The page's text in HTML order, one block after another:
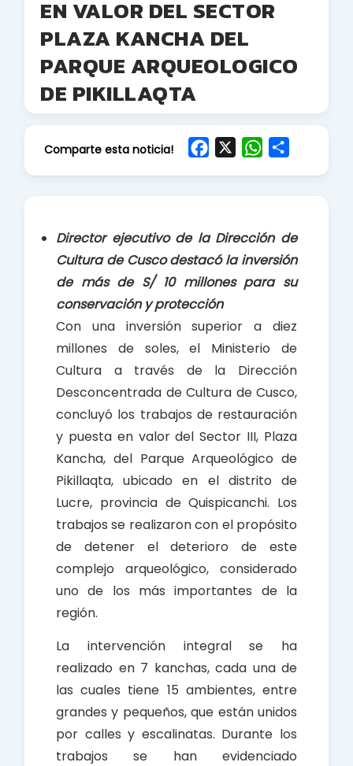
EN VALOR DEL SECTOR
PLAZA KANCHA DEL
PARQUE ARQUEOLOGICO
DE PIKILLAQTA
Comparte esta noticia!
o
k
W
s
p
p
e
Director ejecutivo de la Dirección de
Cultura de Cusco destacó la inversión
de más de S/ 10 millones para su
conservación y protección
Con una inversión superior a diez
millones de soles, el Ministerio de
Cultura a través de la Dirección
Desconcentrada de Cultura de Cusco,
concluyó los trabajos de restauración
y puesta en valor del Sector III, Plaza
Kancha, del Parque Arqueológico de
Pikillaqta, ubicado en el distrito de
Lucre, provincia de Quispicanchi. Los
trabajos se realizaron con el propósito
de detener el deterioro de este
complejo arqueológico, considerado
uno de los más importantes de la
región.
La intervención integral se ha
realizado en 7 kanchas, cada una de
las cuales tiene 15 ambientes, entre
grandes y pequeños, que están unidos
por calles y escalinatas. Durante los
trabajos se han evidenciado